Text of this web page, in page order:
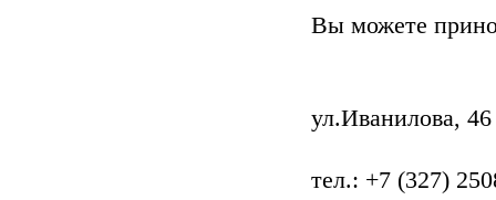
Вы можете
ул.Иванилова,
тел.: +7 (327)